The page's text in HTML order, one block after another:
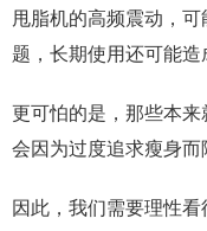
甩脂机的高频震动，
题，长期使用还可能造
更可怕的是，那些本
会因为过度追求瘦身而
因此，我们需要理性